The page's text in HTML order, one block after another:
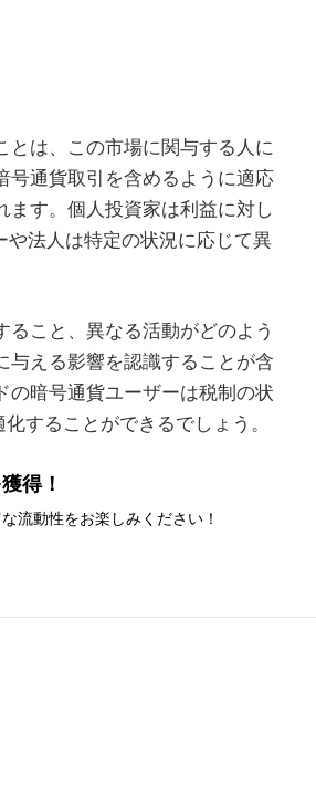
は、この市場に関与する人に
号通貨取引を含めるように適応
す。個人投資家は利益に対し
法人は特定の状況に応じて異
こと、異なる活動がどのよう
与える影響を認識することが含
の暗号通貨ユーザーは税制の状
することができるでしょう。
得！
流動性をお楽しみください！